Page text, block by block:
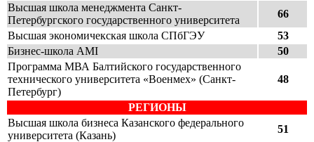
Высшая школа менеджмента Санкт-
Петербургского государственного университета
66
Высшая экономичекская школа СПбГЭУ
53
Бизнес-школа AMI
50
Программа МВА Балтийского государственного
технического университета «Военмех» (Санкт-
Петербург)
48
РЕГИОНЫ
Высшая школа бизнеса Казанского федерального
университета (Казань)
51